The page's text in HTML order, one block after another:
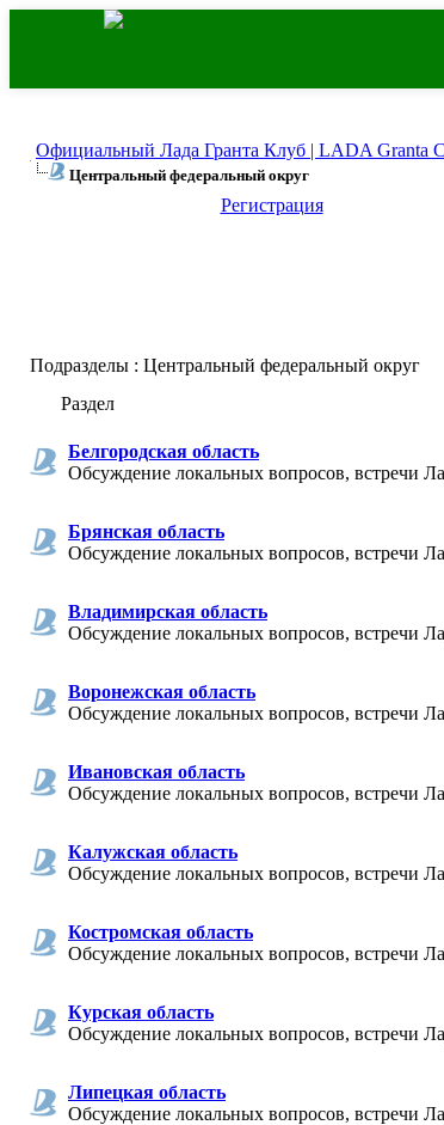
Официальный Лада Гранта Клуб | LADA Granta
Центральный федеральный округ
Регистрация
Подразделы : Центральный федеральный округ
Раздел
Белгородская область
Обсуждение локальных вопросов, встречи
Брянская область
Обсуждение локальных вопросов, встречи
Владимирская область
Обсуждение локальных вопросов, встречи
Воронежская область
Обсуждение локальных вопросов, встречи
Ивановская область
Обсуждение локальных вопросов, встречи
Калужская область
Обсуждение локальных вопросов, встречи
Костромская область
Обсуждение локальных вопросов, встречи
Курская область
Обсуждение локальных вопросов, встречи
Липецкая область
Обсуждение локальных вопросов, встречи